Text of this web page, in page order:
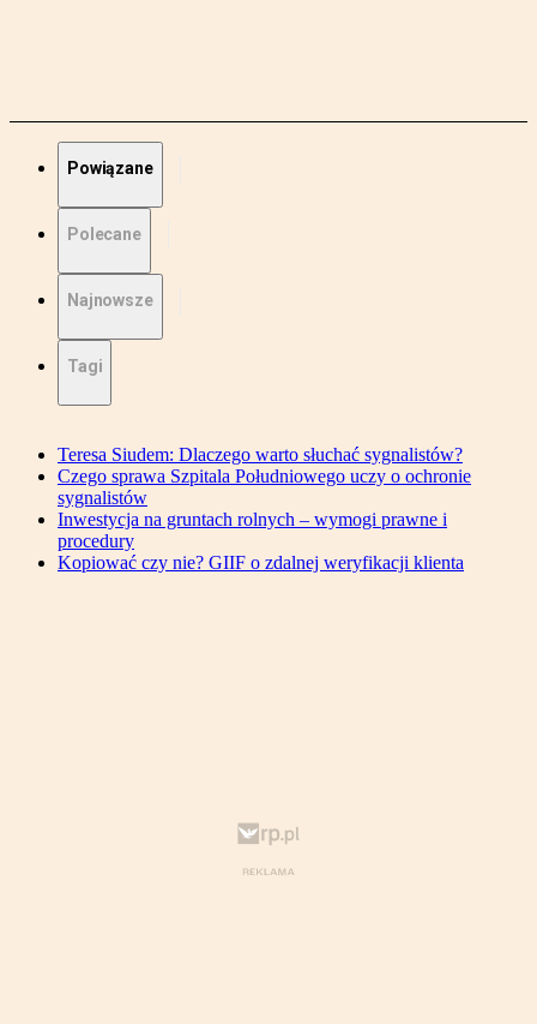
Powiązane
Polecane
Najnowsze
Tagi
Teresa Siudem: Dlaczego warto słuchać sygnalistów?
Czego sprawa Szpitala Południowego uczy o ochronie
sygnalistów
Inwestycja na gruntach rolnych – wymogi prawne i
procedury
Kopiować czy nie? GIIF o zdalnej weryfikacji klienta